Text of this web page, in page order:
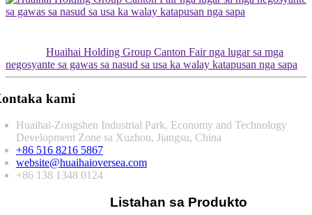
Huaihai Holding Group Canton Fair nga lugar sa mga
negosyante sa gawas sa nasud sa usa ka walay katapusan nga sapa
kami
Huaihai-Zongshen Industrial Park, Economy and Technology
Development Zone sa Xuzhou, Jiangsu, China
+86 516 8216 5867
website@huaihaioversea.com
+86 138 1348 0124
Listahan sa Produkto